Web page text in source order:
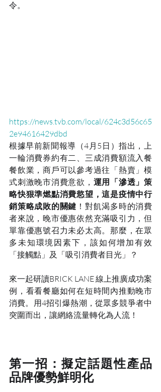
令。
https://news.tvb.com/local/624c3d56c65
2e94616429dbd
根據早前新聞報導（4月5日）指出，上
一輪消費券約有二、三成消費額流入餐
餐飲業，商戶可以參考過往「熱賣」模
式刺激晚市消費意欲， 運用「滲透」策
略快狠準燃點消費慾望，這是疫情中行
銷策略成敗的關鍵 ！對飢渴多時的消費
者來說，晚市優惠依然充滿吸引力，但
單靠優惠號召力未必太高。那麼，在眾
多未知環境因素下，該如何增加有效
「接觸點」及「吸引消費者目光」？
來一起研讀BRICK LANE 線上推廣成功案
例，看看餐廳如何在短時間內推動晚市
消費。用4招引爆熱潮，從眾多競爭者中
突圍而出，讓網絡流量轉化為人流！
第一招：擬定話題性產品
品牌優勢鮮明化